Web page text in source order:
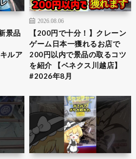
景品
ルア
2026.08.06
【200円で十分！】クレーン
ゲーム日本一獲れるお店で
200円以内で景品の取るコツ
を紹介 【ベネクス川越店】
#2026年8月